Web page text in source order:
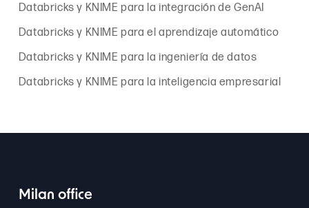
Databricks y KNIME para la integración de GenAI
Databricks y KNIME para el aprendizaje automático
Databricks y KNIME para la ingeniería de datos
Databricks y KNIME para la inteligencia empresarial
Milan office